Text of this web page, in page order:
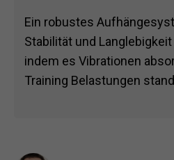
Ein robustes
Stabilität und
indem es Vibrationen
Training Belastungen